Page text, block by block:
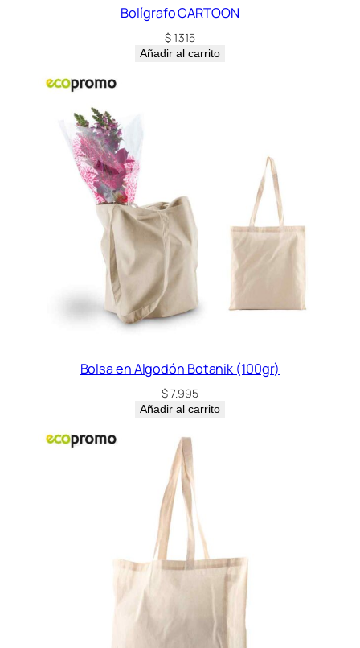
Bolígrafo CARTOON
$1.315
Añadir al carrito
Bolsa en Algodón Botanik (100gr)
$7.995
Añadir al carrito